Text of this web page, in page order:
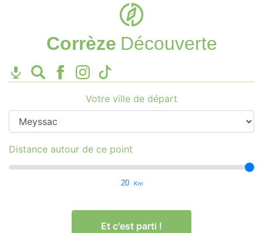
Corrèze Découverte
Votre ville de départ
Distance autour de ce point
20 Km
Et c'est parti !